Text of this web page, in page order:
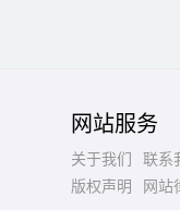
网站服务
关于我们 联系
版权声明
网站